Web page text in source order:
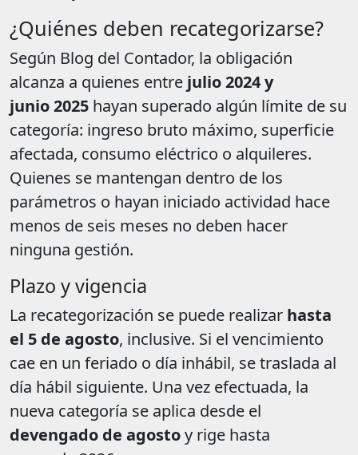
¿Quiénes deben recategorizarse?
Según Blog del Contador, la obligación
alcanza a quienes entre julio 2024 y
junio 2025 hayan superado algún límite de su
categoría: ingreso bruto máximo, superficie
afectada, consumo eléctrico o alquileres.
Quienes se mantengan dentro de los
parámetros o hayan iniciado actividad hace
menos de seis meses no deben hacer
ninguna gestión.
Plazo y vigencia
La recategorización se puede realizar hasta
el 5 de agosto, inclusive. Si el vencimiento
cae en un feriado o día inhábil, se traslada al
día hábil siguiente. Una vez efectuada, la
nueva categoría se aplica desde el
devengado de agostoy rige hasta